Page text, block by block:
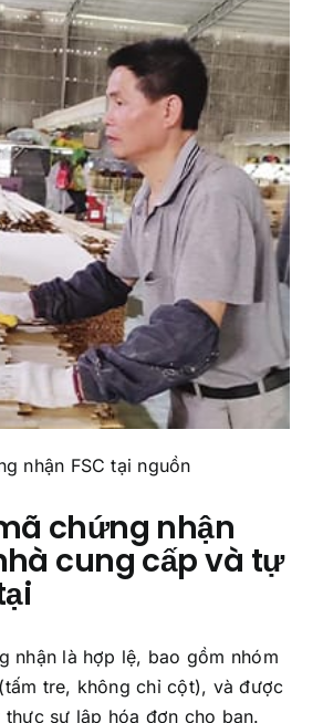
nhận FSC tại nguồn
chứng nhận
cung cấp và tự
nhận là hợp lệ, bao gồm nhóm
tre, không chỉ cột), và được
sự lập hóa đơn cho bạn.